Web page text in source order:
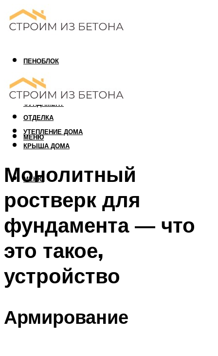
ПЕНОБЛОК
ГАЗОБЛОК
АРБОЛИТОВЫЙ БЛОК
ФУНДАМЕНТ
ОТДЕЛКА
УТЕПЛЕНИЕ ДОМА
КРЫША ДОМА
МЕНЮ
МЕНЮ
Монолитный
ростверк для
фундамента — что
это такое,
устройство
Армирование